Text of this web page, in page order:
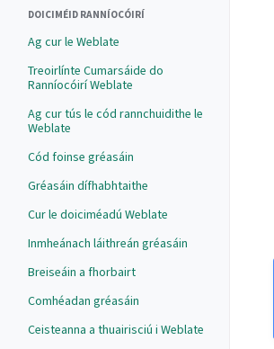
DOICIMÉID RANNÍOCÓIRÍ
Ag cur le Weblate
Treoirlínte Cumarsáide do
Ranníocóirí Weblate
Ag cur tús le cód rannchuidithe le
Weblate
Cód foinse gréasáin
Gréasáin dífhabhtaithe
Cur le doiciméadú Weblate
Inmheánach láithreán gréasáin
Breiseáin a fhorbairt
Comhéadan gréasáin
Ceisteanna a thuairisciú i Weblate